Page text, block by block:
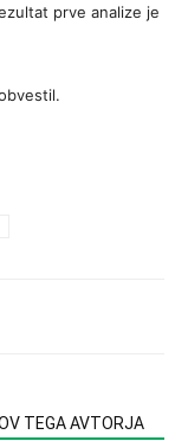
prve analize je
TEGA AVTORJA